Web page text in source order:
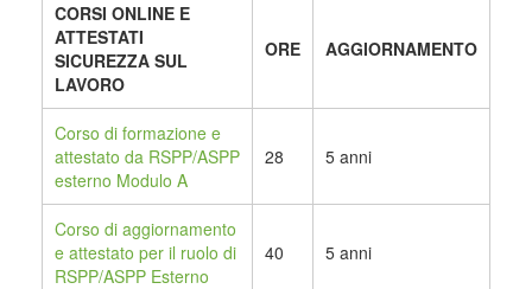
CORSI ONLINE E
ATTESTATI
SICUREZZA SUL
LAVORO
ORE AGGIORNAMENTO
Corso di formazione e
attestato da RSPP/ASPP
esterno Modulo A
28 5 anni
Corso di aggiornamento
e attestato per il ruolo di
RSPP/ASPP Esterno
40 5 anni